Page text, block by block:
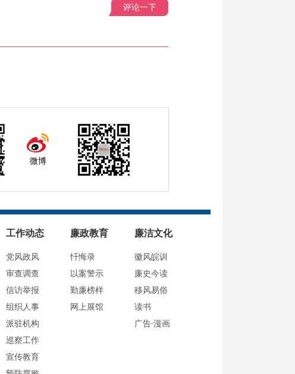
评论一下
微博
工作动态
党风政风
审查调查
信访举报
组织人事
派驻机构
巡察工作
宣传教育
廉政教育
忏悔录
以案警示
勤廉榜样
网上展馆
廉洁文化
徽风皖训
廉史今读
移风易俗
读书
广告·漫画